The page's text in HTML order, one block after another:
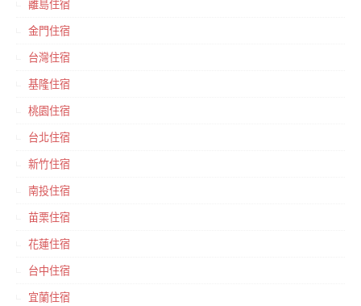
離島住宿
金門住宿
台灣住宿
基隆住宿
桃園住宿
台北住宿
新竹住宿
南投住宿
苗栗住宿
花蓮住宿
台中住宿
宜蘭住宿